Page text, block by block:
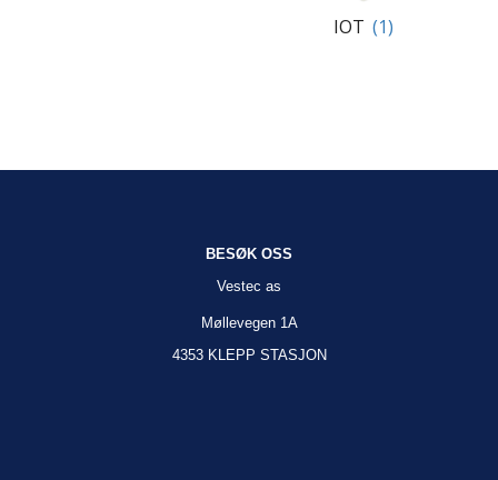
IOT (1)
BESØK OSS
Vestec as
Møllevegen 1A
4353 KLEPP STASJON